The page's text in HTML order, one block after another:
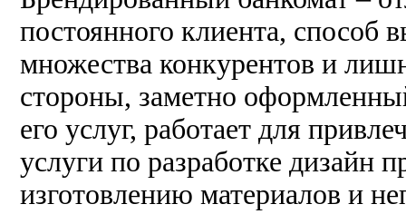
постоянного клиента, способ
множества конкурентов и
стороны, заметно
его услуг, работает для
услуги по разработке дизайн
изготовлению материалов и